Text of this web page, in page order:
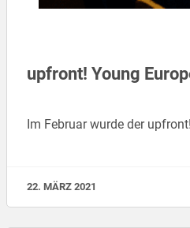
upfront! Young
Im Februar wurde der
22. MÄRZ 2021